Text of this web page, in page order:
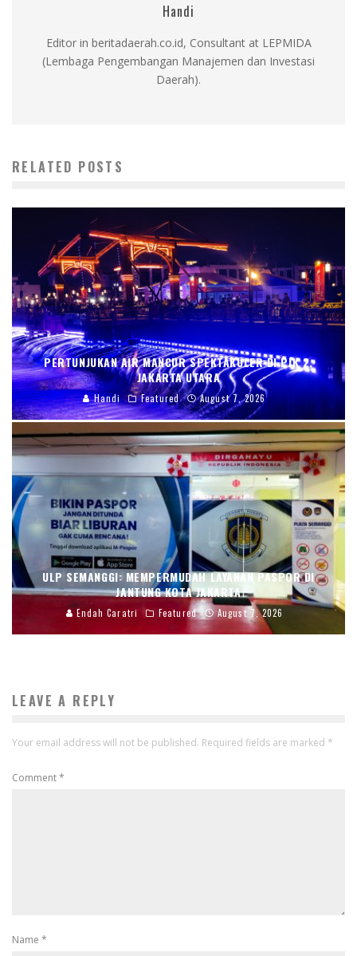
Handi
Editor in beritadaerah.co.id, Consultant at LEPMIDA
(Lembaga Pengembangan Manajemen dan Investasi
Daerah).
RELATED POSTS
PERTUNJUKAN AIR MANCUR SPEKTAKULER DI PIK 2,
JAKARTA UTARA
Handi Featured August 7, 2026
ULP SEMANGGI: MEMPERMUDAH LAYANAN PASPOR DI
JANTUNG KOTA JAKARTA
Endah Caratri Featured August 7, 2026
LEAVE A REPLY
Your email address will not be published. Required fields are marked *
Comment*
Name *